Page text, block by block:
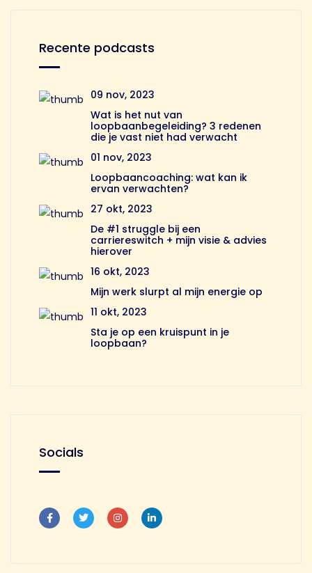
Recente podcasts
09 nov, 2023
Wat is het nut van
loopbaanbegeleiding? 3 redenen
die je vast niet had verwacht
01 nov, 2023
Loopbaancoaching: wat kan ik
ervan verwachten?
27 okt, 2023
De #1 struggle bij een
carriereswitch + mijn visie & advies
hierover
16 okt, 2023
Mijn werk slurpt al mijn energie op
11 okt, 2023
Sta je op een kruispunt in je
loopbaan?
Socials